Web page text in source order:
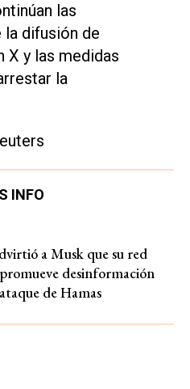
las
difusión de
X y las medidas
la
INFO
a Musk que su red
desinformación
de Hamas